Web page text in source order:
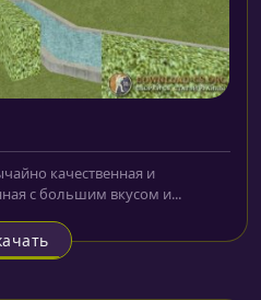
качественная и
с большим вкусом и...